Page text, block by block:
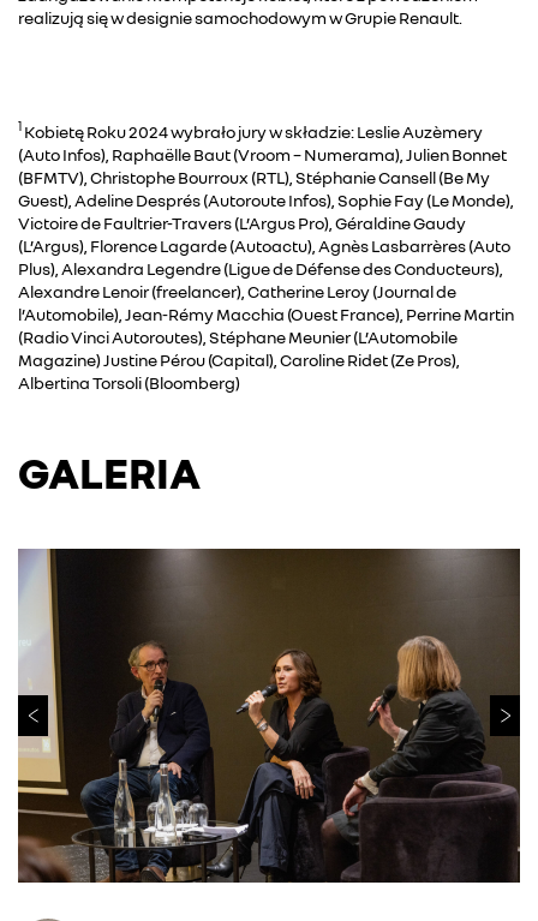
realizują się w designie samochodowym w Grupie Renault.
1 Kobietę Roku 2024 wybrało jury w składzie: Leslie Auzèmery
(Auto Infos), Raphaëlle Baut (Vroom – Numerama), Julien Bonnet
(BFMTV), Christophe Bourroux (RTL), Stéphanie Cansell (Be My
Guest), Adeline Després (Autoroute Infos), Sophie Fay (Le Monde),
Victoire de Faultrier-Travers (L’Argus Pro), Géraldine Gaudy
(L’Argus), Florence Lagarde (Autoactu), Agnès Lasbarrères (Auto
Plus), Alexandra Legendre (Ligue de Défense des Conducteurs),
Alexandre Lenoir (freelancer), Catherine Leroy (Journal de
l’Automobile), Jean-Rémy Macchia (Ouest France), Perrine Martin
(Radio Vinci Autoroutes), Stéphane Meunier (L’Automobile
Magazine) Justine Pérou (Capital), Caroline Ridet (Ze Pros),
Albertina Torsoli (Bloomberg)
GALERIA